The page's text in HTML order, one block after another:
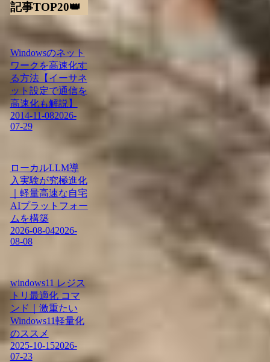
記事TOP20👑
Windowsのネット
ワークを高速化す
る方法【イーサネ
ット設定で通信を
高速化も解説】
2014-11-082026-
07-29
ローカルLLM導
入実験が究極進化
｜軽量高速な自宅
AIプラットフォー
ムを構築
2026-08-042026-
08-08
windows11 レジス
トリ最適化 コマ
ンド｜激重たい
Windows11軽量化
のススメ
2025-10-152026-
07-23